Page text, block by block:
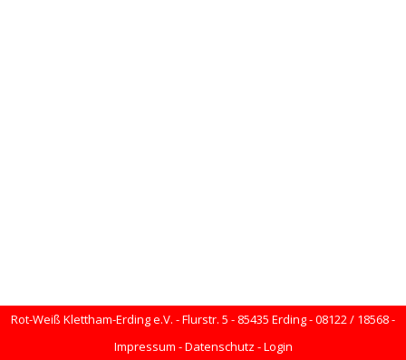
Rot-Weiß Klettham-Erding e.V. - Flurstr. 5 - 85435 Erding - 08122 / 18568 -
Impressum -Datenschutz -Login